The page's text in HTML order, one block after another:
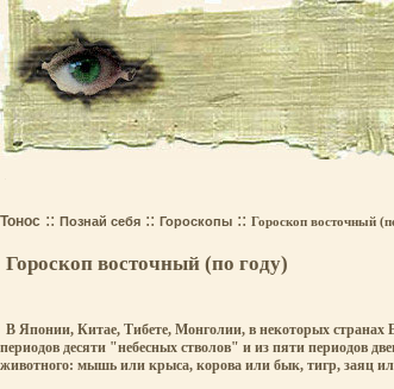
Тонос :: Познай себя :: Гороскопы :: Гороскоп восточный
Гороскоп восточный (по году)
В Японии, Китае, Тибете, Монголии, в некоторых странах
периодов десяти "небесных стволов" и из пяти периодов
животного: мышь или крыса, корова или бык, тигр, заяц